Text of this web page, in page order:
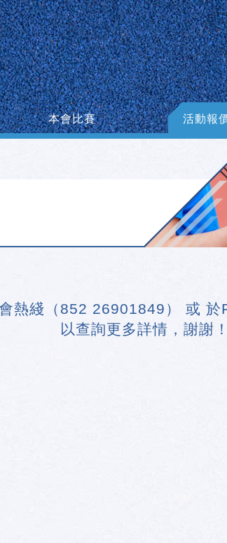
本會比賽 活動報
熱綫（852 26901849） 或
以查詢更多詳情，謝謝！